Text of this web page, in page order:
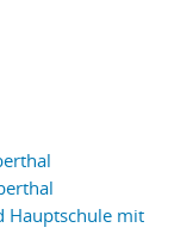
Hauptschule mit